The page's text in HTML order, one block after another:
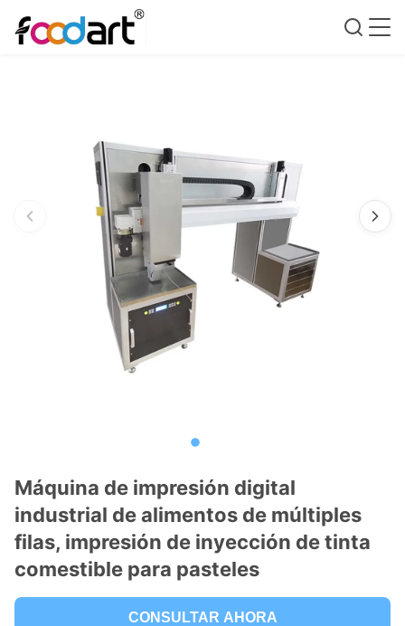
Máquina de impresión digital
industrial de alimentos de múltiples
filas, impresión de inyección de tinta
comestible para pasteles
CONSULTAR AHORA